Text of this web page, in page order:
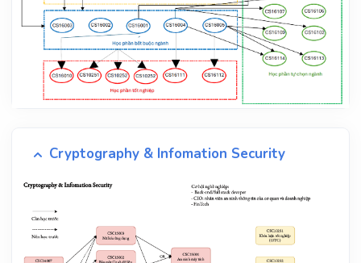
Cryptography & Infomation Security